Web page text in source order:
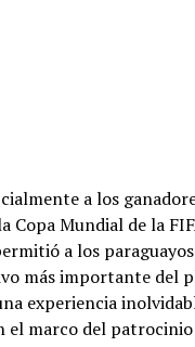
a los
Copa Mundial de la
a los
más importante del
experiencia
el marco del